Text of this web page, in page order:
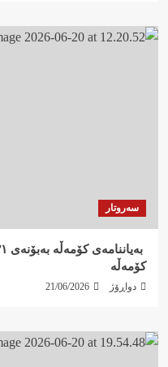
سەروتار
کۆمەڵە
دواڕۆژ 21/06/2026